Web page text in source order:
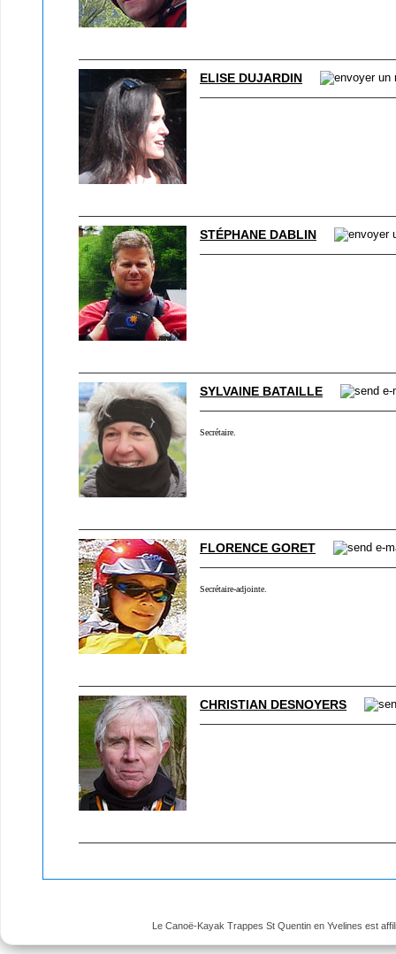
ELISE DUJARDIN
STÉPHANE DABLIN
SYLVAINE BATAILLE
Secrétaire.
FLORENCE GORET
Secrétaire-adjointe.
CHRISTIAN DESNOYERS
Le Canoë-Kayak Trappes St Quentin en Yvelines est